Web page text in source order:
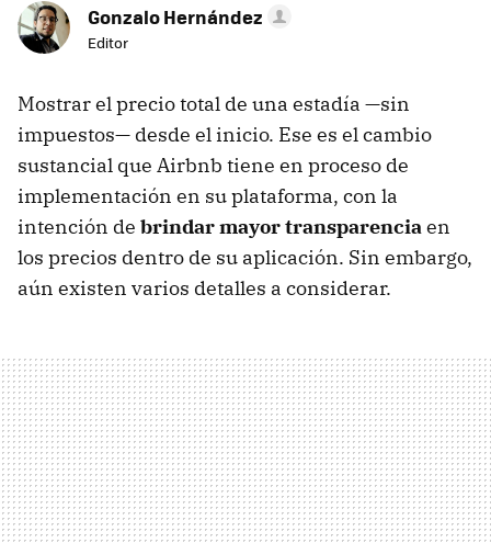
Gonzalo Hernández
Editor
Mostrar el precio total de una estadía —sin
impuestos— desde el inicio. Ese es el cambio
sustancial que Airbnb tiene en proceso de
implementación en su plataforma, con la
intención de brindar mayor transparenciaen
los precios dentro de su aplicación. Sin embargo,
aún existen varios detalles a considerar.